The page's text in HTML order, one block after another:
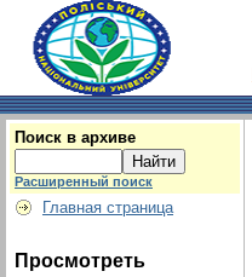
Поиск в архиве
Расширенный поиск
Главная страница
Просмотреть